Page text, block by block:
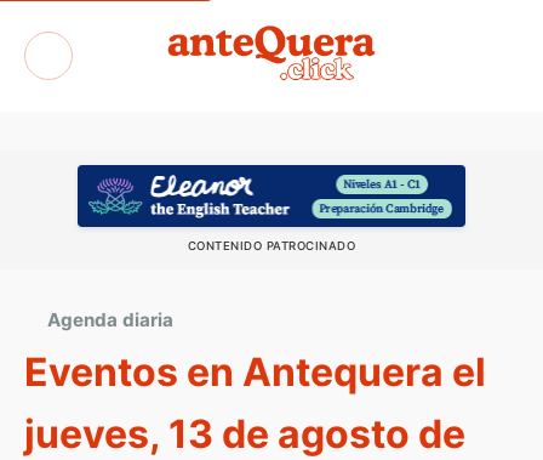
Exposiciones
CONTENIDO PATROCINADO
Agenda diaria
Eventos en Antequera el
jueves, 13 de agosto de